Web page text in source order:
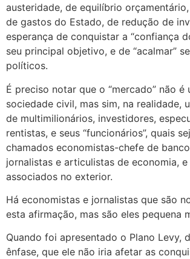
austeridade, de equilíbrio
de gastos do Estado, de redução de
esperança de conquistar a “confiança
seu principal objetivo, e de “acalmar”
políticos.
É preciso notar que o “mercado” não é
sociedade civil, mas sim, na realidade,
de multimilionários, investidores,
rentistas, e seus “funcionários”, quais
chamados economistas-chefe de
jornalistas e articulistas de economia, e
associados no exterior.
Há economistas e jornalistas que são
esta afirmação, mas são eles pequena
Quando foi apresentado o Plano Levy,
ênfase, que ele não iria afetar as